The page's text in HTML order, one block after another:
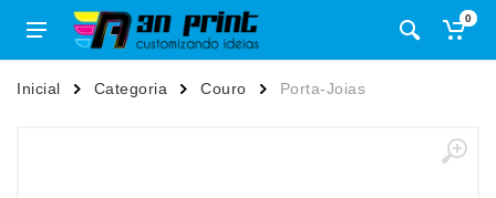
0
Inicial Categoria Couro Porta-Joias